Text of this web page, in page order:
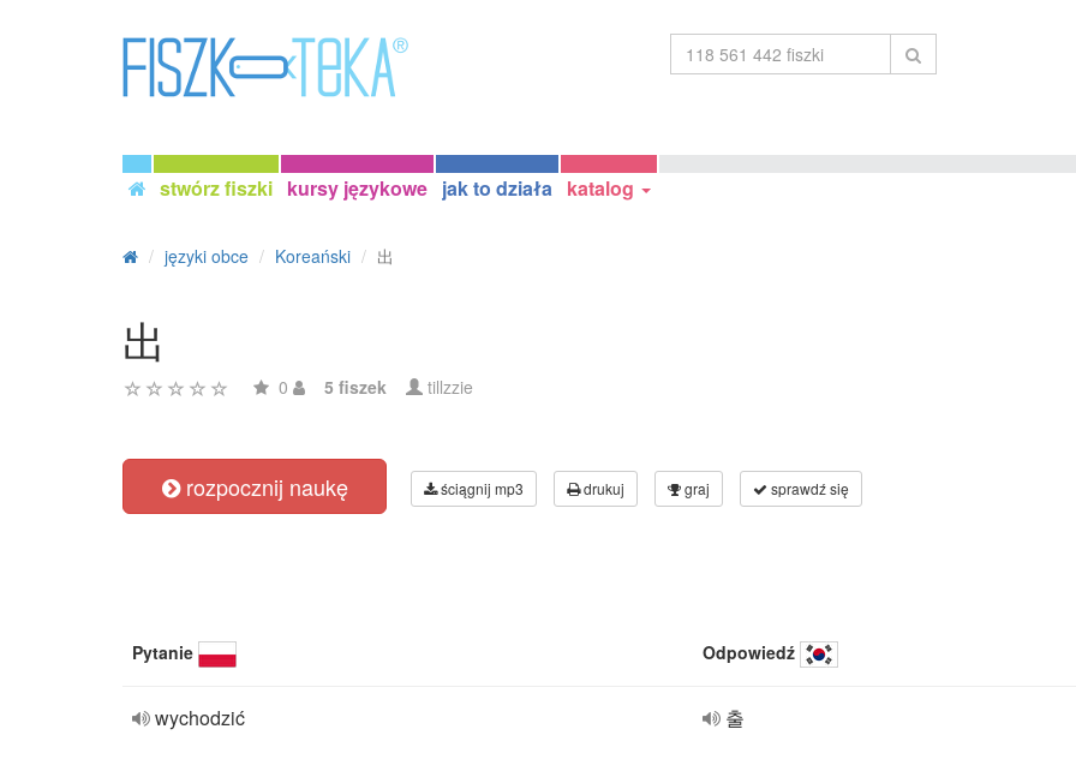
stwórz fiszki kursy językowe jak to działa katalog
języki obce Koreański 出
出
0 5 fiszek tillzzie
rozpocznij naukę ściągnij mp3 drukuj graj sprawdź się
Pytanie Odpowiedź
wychodzić 출